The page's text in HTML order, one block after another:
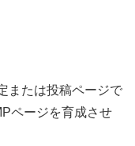
または投稿ページで
ページを育成させ